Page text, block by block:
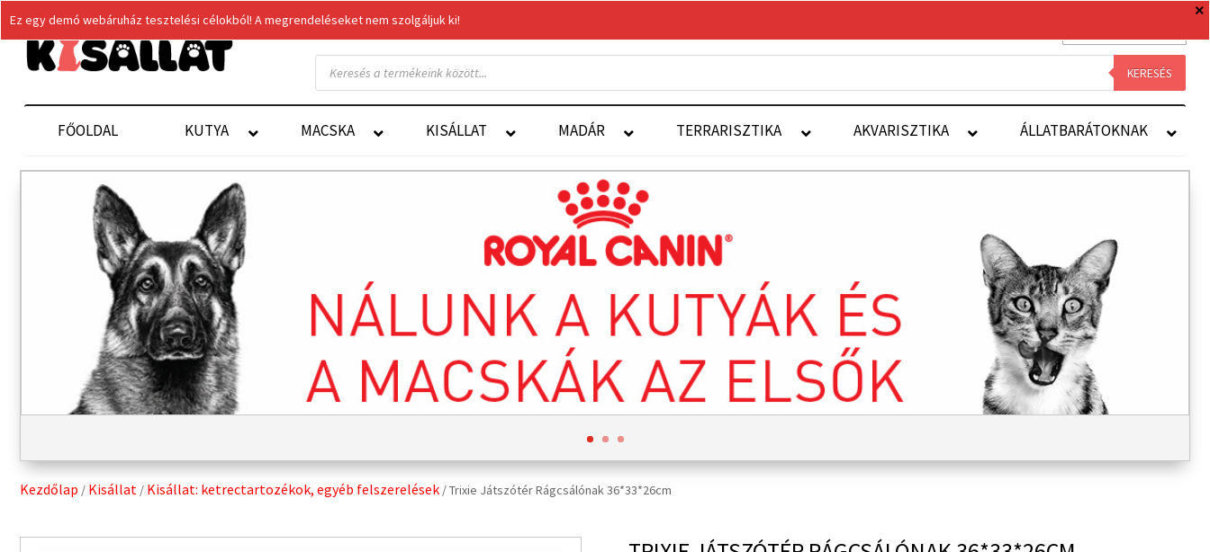
Products
search KERESÉS
FŐOLDAL KUTYA MACSKA KISÁLLAT MADÁR TERRARISZTIKA AKVARISZTIKA ÁLLATBARÁTOKNAK
Kezdőlap / Kisállat / Kisállat: ketrectartozékok, egyéb felszerelések / Trixie Játszótér Rágcsálónak 36*33*26cm
Ez egy demó webáruház tesztelési célokból! A megrendeléseket nem szolgáljuk ki!